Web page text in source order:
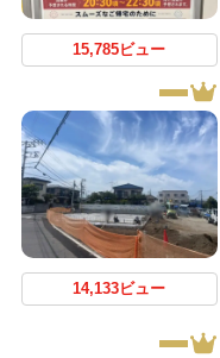
15,785ビュー
14,133ビュー